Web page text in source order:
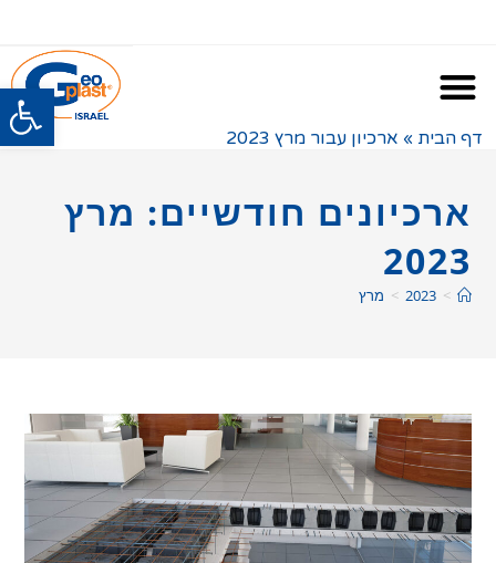
דף הבית » ארכיון עבור מרץ 2023
ארכיונים חודשיים: מרץ
2023
>
2023
> מרץ